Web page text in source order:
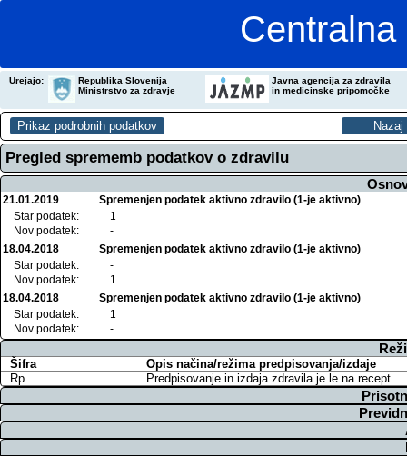
Urejajo:
Republika Slovenija
Ministrstvo za zdravje
Javna agencija za zdravila
in medicinske pripomočke
Pregled sprememb podatkov o zdravilu
21.01.2019
Spremenjen podatek aktivno zdravilo (1-je aktivno)
Star podatek:
1
Nov podatek:
-
18.04.2018
Spremenjen podatek aktivno zdravilo (1-je aktivno)
Star podatek:
-
Nov podatek:
1
18.04.2018
Spremenjen podatek aktivno zdravilo (1-je aktivno)
Star podatek:
1
Nov podatek:
-
Šifra
Opis načina/režima predpisovanja/izdaje
Rp
Predpisovanje in izdaja zdravila je le na recept